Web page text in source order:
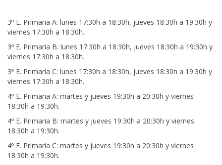
3º E. Primaria A: lunes 17:30h a 18:30h, jueves 18:30h a 19:30h y
viernes 17:30h a 18:30h.
3º E. Primaria B: lunes 17:30h a 18:30h, jueves 18:30h a 19:30h y
viernes 17:30h a 18:30h.
3º E. Primaria C: lunes 17:30h a 18:30h, jueves 18:30h a 19:30h y
viernes 17:30h a 18:30h.
4º E. Primaria A: martes y jueves 19:30h a 20:30h y viernes
18:30h a 19:30h.
4º E. Primaria B: martes y jueves 19:30h a 20:30h y viernes
18:30h a 19:30h.
4º E. Primaria C: martes y jueves 19:30h a 20:30h y viernes
18:30h a 19:30h.